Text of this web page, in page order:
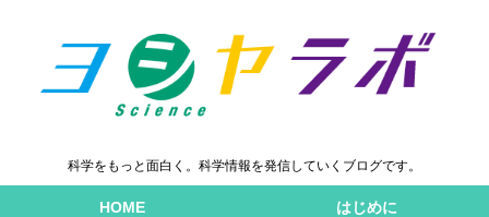
科学をもっと面白く。科学情報を発信していくブログです。
HOME はじめに